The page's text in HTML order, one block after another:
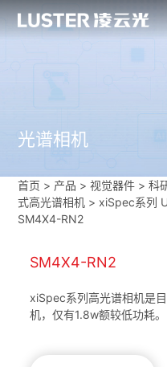
光谱相机
首页 > 产品 > 视觉器件 >科
式高光谱相机 > xiSpec系列
SM4X4-RN2
SM4X4-RN2
xiSpec系列高光谱相机是
机，仅有1.8w额较低功耗。